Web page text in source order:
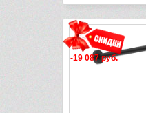
-19 087 руб.